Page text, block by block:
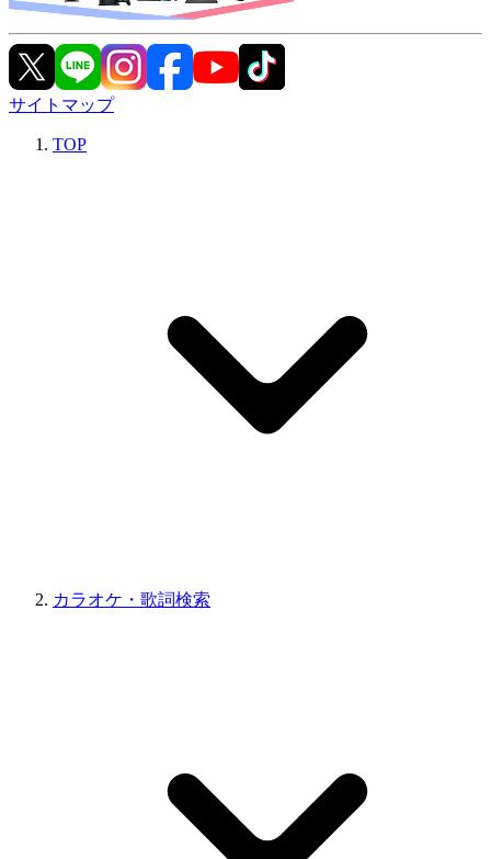
サイトマップ
TOP
カラオケ・歌詞検索